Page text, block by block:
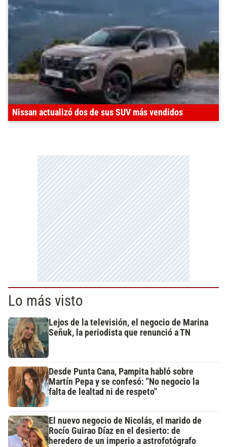
Nissan actualizó dos de sus SUV más vendidos
Lo más visto
Lejos de la televisión, el negocio de Marina
Señuk, la periodista que renunció a TN
Desde Punta Cana, Pampita habló sobre
Martín Pepa y se confesó: "No negocio la
falta de lealtad ni de respeto"
El nuevo negocio de Nicolás, el marido de
Rocío Guirao Díaz en el desierto: de
heredero de un imperio a astrofotógrafo